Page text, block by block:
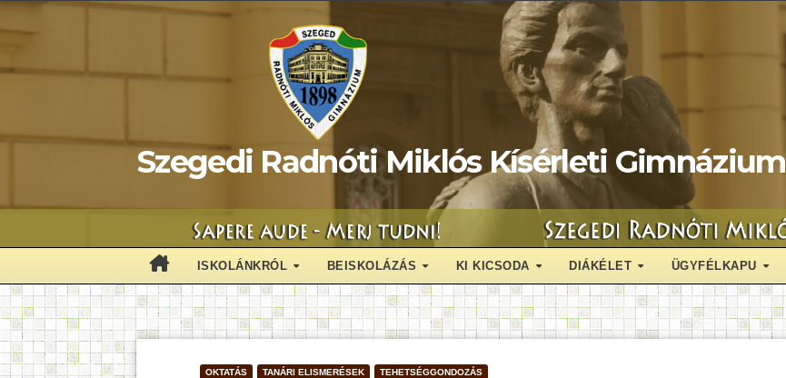
content
Szegedi Radnóti Miklós Kísérleti Gimnázium
ISKOLÁNKRÓL BEISKOLÁZÁS KI KICSODA DIÁKÉLET ÜGYFÉLKAPU
OKTATÁS TANÁRI ELISMERÉSEK TEHETSÉGGONDOZÁS